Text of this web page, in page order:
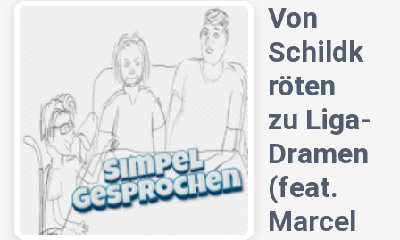
Von
Schildk
röten
zu Liga-
Dramen
(feat.
Marcel